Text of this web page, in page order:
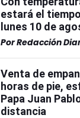
estará el
lunes 10 de
PorRedacción
Venta de
horas de pie,
Papa Juan
distancia